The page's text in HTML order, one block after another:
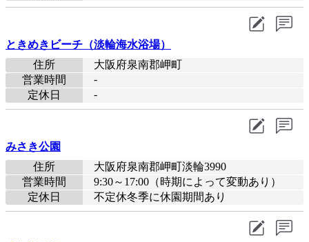
ときめきビーチ（淡輪海水浴場）
住所
大阪府泉南郡岬町
営業時間
-
定休日
-
みさき公園
住所
大阪府泉南郡岬町淡輪3990
営業時間
9:30～17:00（時期によって変動あり）
定休日
不定休冬季に休園期間あり